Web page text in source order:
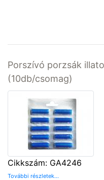
Porszívó porzsák
(10db/csomag)
Cikkszám: GA4246
További részletek...